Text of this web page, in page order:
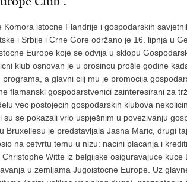
Komora istocne Flandrije i gospodarskih
i Srbije i Crne Gore održano je 16. lipnja u
Europe koje se odvija u sklopu
klub osnovan je u prosincu prošle godine
a glavni cilj mu je promocija
flamanski gospodarstvenici zainteresirani za
vec postojecih gospodarskih klubova
su se pokazali vrlo uspješnim u povezivanju
Bruxellesu je predstavljala Jasna Maric, drugi
na cetvrtu temu u nizu: nacini placanja i
Witte iz belgijske osiguravajuce
u zemljama Jugoistocne Europe. Uz